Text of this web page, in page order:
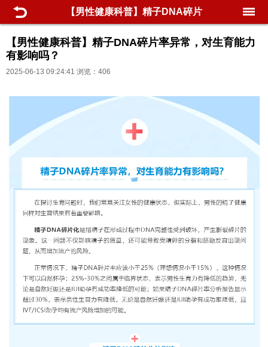
【男性健康科普】精子DNA碎片
率异常，对生育能力有影响吗？
【男性健康科普】精子DNA碎片率异常，对生育能力
有影响吗？
2025-06-13 09:24:41 浏览：406